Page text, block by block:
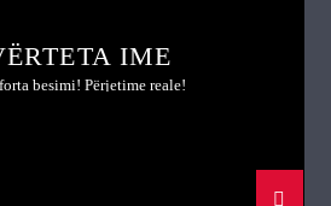
IME
besimi! Përjetime reale!